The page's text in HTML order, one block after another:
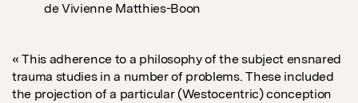
de Vivienne Matthies-Boon
« This adherence to a philosophy of the subject ensnared
trauma studies in a number of problems. These included
the projection of a particular (Westocentric) conception